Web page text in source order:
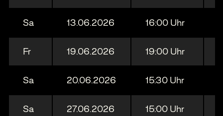
Sa 13.06.2026 16:00 Uhr
Fr 19.06.2026 19:00 Uhr
Sa 20.06.2026 15:30 Uhr
Sa 27.06.2026 15:00 Uhr